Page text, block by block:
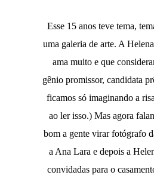
Esse 15 anos teve tema,
uma galeria de arte. A
ama muito e que
gênio promissor, candidata
ficamos só imaginando a
ao ler isso.) Mas agora
bom a gente virar fotógrafo
a Ana Lara e depois a
convidadas para o